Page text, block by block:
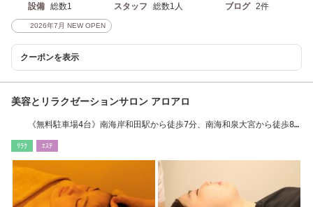
設備 総数1 スタッフ 総数1人 ブログ 2件
2026年7月 NEW OPEN
クーポンを表示
美容とリラクゼーションサロン アロアロ
《無料駐車場4台》南海岸和田駅から徒歩7分、南海和泉大宮から徒歩8
ﾘﾗｸ ｴｽﾃ